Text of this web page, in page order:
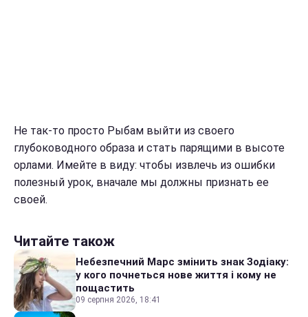
Не так-то просто Рыбам выйти из своего
глубоководного образа и стать парящими в высоте
орлами. Имейте в виду: чтобы извлечь из ошибки
полезный урок, вначале мы должны признать ее
своей.
Читайте також
Небезпечний Марс змінить знак Зодіаку:
у кого почнеться нове життя і кому не
пощастить
09 серпня 2026, 18:41